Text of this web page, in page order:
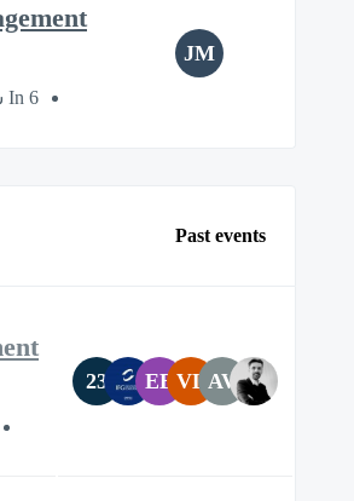
JM
In 6 شهر
Past events
AV
VL
EB
23